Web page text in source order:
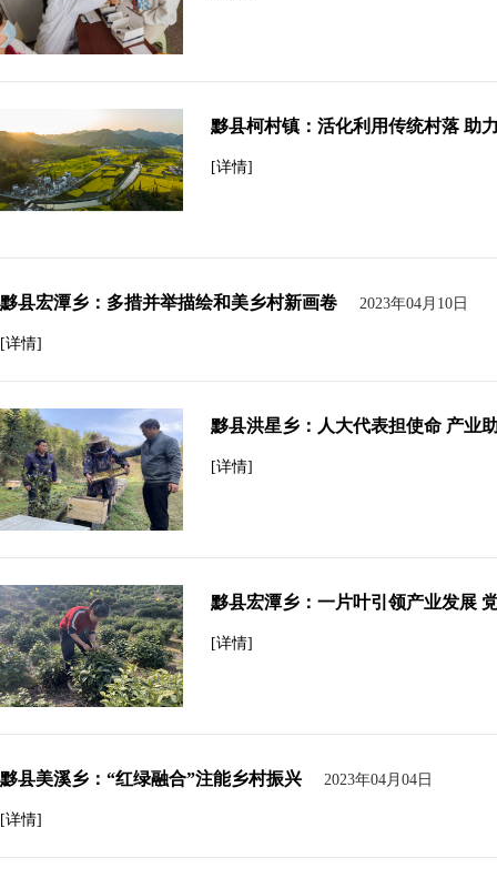
黟县柯村镇：活化利用传统村落 助
[详情]
黟县宏潭乡：多措并举描绘和美乡村新画卷 2023年04月10日
[详情]
黟县洪星乡：人大代表担使命 产业
[详情]
黟县宏潭乡：一片叶引领产业发展
[详情]
黟县美溪乡：“红绿融合”注能乡村振兴 2023年04月04日
[详情]